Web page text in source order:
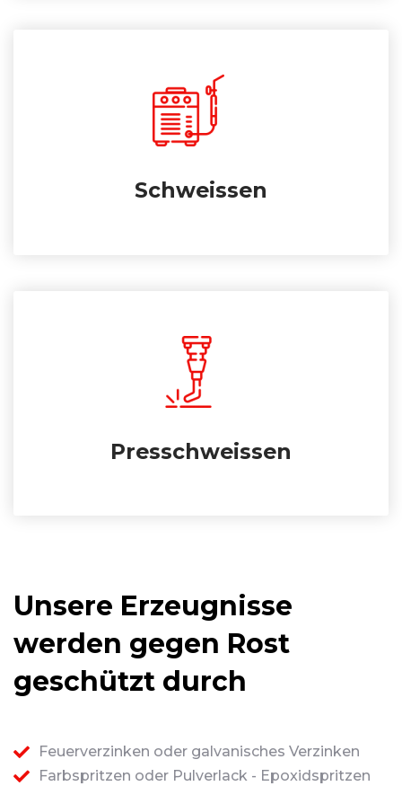
Schweissen
Presschweissen
Unsere Erzeugnisse
werden gegen Rost
geschützt durch
Feuerverzinken oder galvanisches Verzinken
Farbspritzen oder Pulverlack - Epoxidspritzen